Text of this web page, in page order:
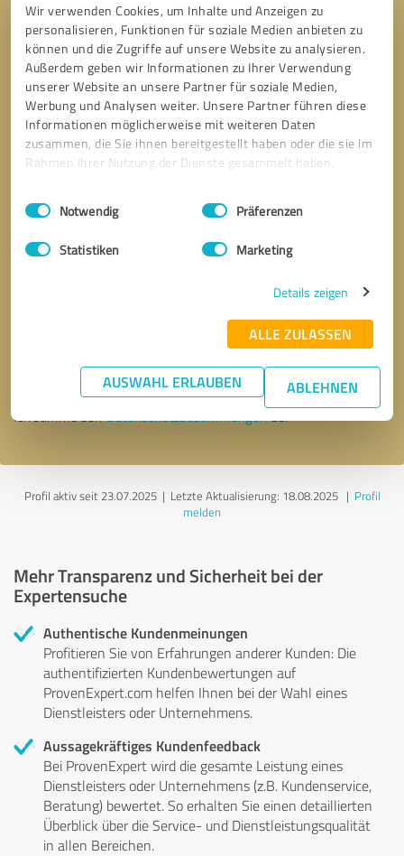
Wir verwenden Cookies, um Inhalte und Anzeigen zu
personalisieren, Funktionen für soziale Medien anbieten zu
können und die Zugriffe auf unsere Website zu analysieren.
Außerdem geben wir Informationen zu Ihrer Verwendung
unserer Website an unsere Partner für soziale Medien,
Werbung und Analysen weiter. Unsere Partner führen diese
Informationen möglicherweise mit weiteren Daten
zusammen, die Sie ihnen bereitgestellt haben oder die sie im
Rahmen Ihrer Nutzung der Dienste gesammelt haben.
Impressum Datenschutzbestimmungen
Einwilligungsauswahl
Notwendig Präferenzen
Statistiken Marketing
Details zeigen
ALLE ZULASSEN
AUSWAHL ERLAUBEN ABLEHNEN
* Erforderliche Angaben
Nachricht senden
Ich stimme denDatenschutzbestimmungenzu.
Profil aktiv seit 23.07.2025 | Letzte Aktualisierung: 18.08.2025| Profil
melden
Mehr Transparenz und Sicherheit bei der
Expertensuche
Authentische Kundenmeinungen
Profitieren Sie von Erfahrungen anderer Kunden: Die
authentifizierten Kundenbewertungen auf
ProvenExpert.com helfen Ihnen bei der Wahl eines
Dienstleisters oder Unternehmens.
Aussagekräftiges Kundenfeedback
Bei ProvenExpert wird die gesamte Leistung eines
Dienstleisters oder Unternehmens (z.B. Kundenservice,
Beratung) bewertet. So erhalten Sie einen detaillierten
Überblick über die Service- und Dienstleistungsqualität
in allen Bereichen.